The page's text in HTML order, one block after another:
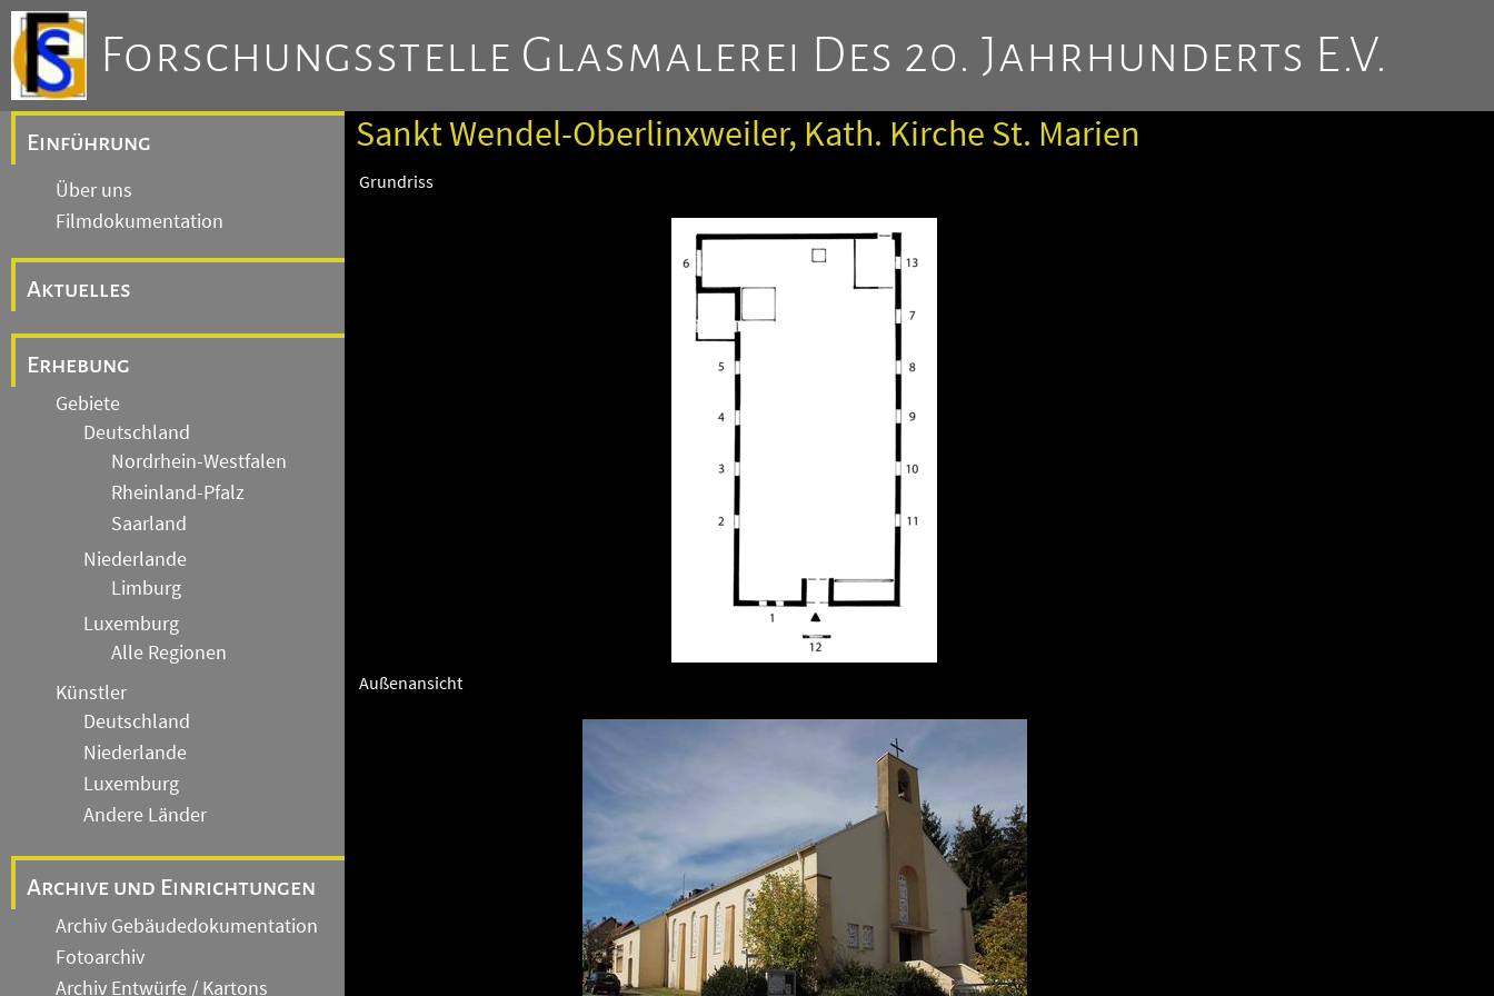
Forschungsstelle Glasmalerei Des 20. Jahrhunderts E.V.
Einführung
Über uns
Filmdokumentation
Aktuelles
Erhebung
Gebiete
Deutschland
Nordrhein-Westfalen
Rheinland-Pfalz
Saarland
Niederlande
Limburg
Luxemburg
Alle Regionen
Künstler
Deutschland
Niederlande
Luxemburg
Andere Länder
Archive und Einrichtungen
Archiv Gebäudedokumentation
Fotoarchiv
Archiv Entwürfe / Kartons
Sankt Wendel-Oberlinxweiler, Kath. Kirche St. Marien
Grundriss
Außenansicht